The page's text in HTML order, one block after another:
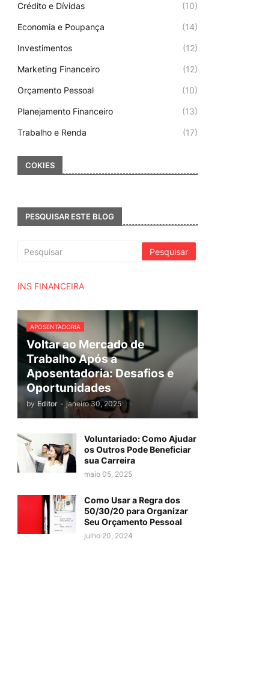
Crédito e Dívidas (10)
Economia e Poupança (14)
Investimentos (12)
Marketing Financeiro (12)
Orçamento Pessoal (10)
Planejamento Financeiro (13)
Trabalho e Renda (17)
COKIES
PESQUISAR ESTE BLOG
INS FINANCEIRA
APOSENTADORIA
Voltar ao Mercado de
Trabalho Após a
Aposentadoria: Desafios e
Oportunidades
by Editor - janeiro 30, 2025
Voluntariado: Como Ajudar
os Outros Pode Beneficiar
sua Carreira
maio 05, 2025
Como Usar a Regra dos
50/30/20 para Organizar
Seu Orçamento Pessoal
julho 20, 2024